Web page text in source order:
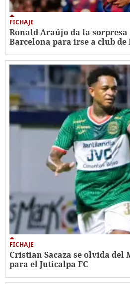
FICHAJE
Ronald Araújo da la sorpresa
Barcelona para irse a club
FICHAJE
Cristian Sacaza se olvida del
para el Juticalpa FC